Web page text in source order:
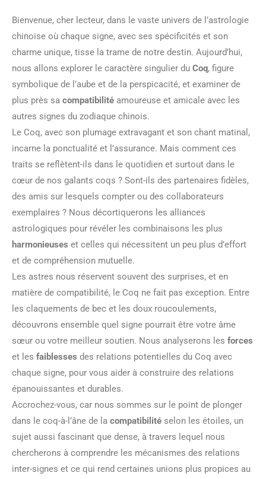
Bienvenue, cher lecteur, dans le vaste univers de l’astrologie
chinoise où chaque signe, avec ses spécificités et son
charme unique, tisse la trame de notre destin. Aujourd’hui,
nous allons explorer le caractère singulier du Coq, figure
symbolique de l’aube et de la perspicacité, et examiner de
plus près sa compatibilité amoureuse et amicale avec les
autres signes du zodiaque chinois.
Le Coq, avec son plumage extravagant et son chant matinal,
incarne la ponctualité et l’assurance. Mais comment ces
traits se reflètent-ils dans le quotidien et surtout dans le
cœur de nos galants coqs ? Sont-ils des partenaires fidèles,
des amis sur lesquels compter ou des collaborateurs
exemplaires ? Nous décortiquerons les alliances
astrologiques pour révéler les combinaisons les plus
harmonieuses et celles qui nécessitent un peu plus d’effort
et de compréhension mutuelle.
Les astres nous réservent souvent des surprises, et en
matière de compatibilité, le Coq ne fait pas exception. Entre
les claquements de bec et les doux roucoulements,
découvrons ensemble quel signe pourrait être votre âme
sœur ou votre meilleur soutien. Nous analyserons les forces
et les faiblesses des relations potentielles du Coq avec
chaque signe, pour vous aider à construire des relations
épanouissantes et durables.
Accrochez-vous, car nous sommes sur le point de plonger
dans le coq-à-l’âne de la compatibilité selon les étoiles, un
sujet aussi fascinant que dense, à travers lequel nous
chercherons à comprendre les mécanismes des relations
inter-signes et ce qui rend certaines unions plus propices au